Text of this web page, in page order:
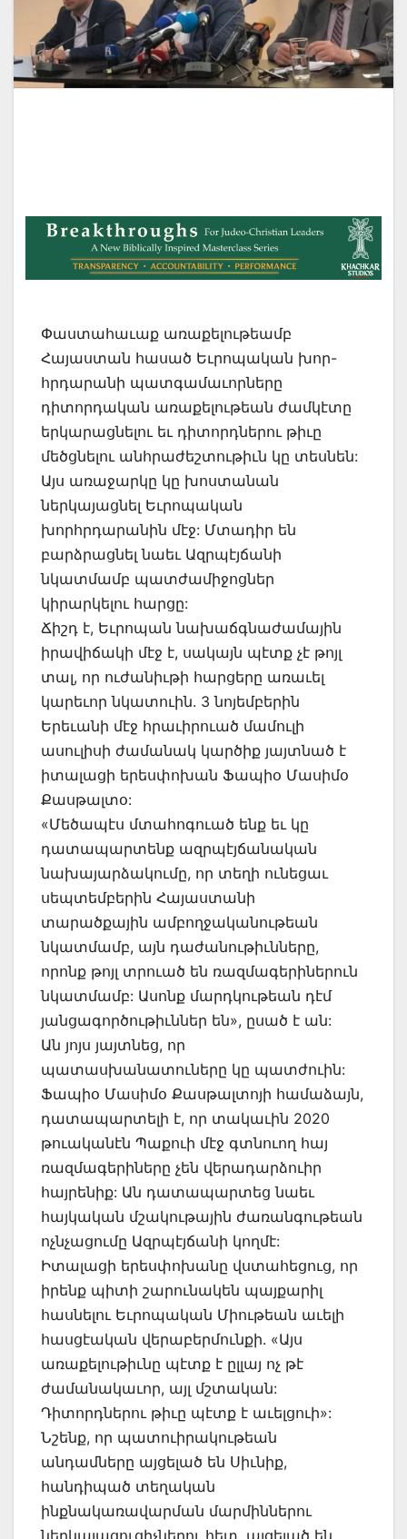
Փաստահաւաք առաքելութեամբ
Հայաստան հասած Եւրոպական խոր-
հրդարանի պատգամաւորները
դիտորդական առաքելութեան ժամկէտը
երկարացնելու եւ դիտորդներու թիւը
մեծցնելու անհրաժեշտութիւն կը տեսնեն:
Այս առաջարկը կը խոստանան
ներկայացնել Եւրոպական
խորհրդարանին մէջ: Մտադիր են
բարձրացնել նաեւ Ազրպէյճանի
նկատմամբ պատժամիջոցներ
կիրարկելու հարցը:
Ճիշդ է, Եւրոպան նախաճգնաժամային
իրավիճակի մէջ է, սակայն պէտք չէ թոյլ
տալ, որ ուժանիւթի հարցերը առաւել
կարեւոր նկատուին. 3 նոյեմբերին
Երեւանի մէջ հրաւիրուած մամուլի
ասուլիսի ժամանակ կարծիք յայտնած է
իտալացի երեսփոխան Ֆապիօ Մասիմօ
Քասթալտօ:
«Մեծապէս մտահոգուած ենք եւ կը
դատապարտենք ազրպէյճանական
նախայարձակումը, որ տեղի ունեցաւ
սեպտեմբերին Հայաստանի
տարածքային ամբողջականութեան
նկատմամբ, այն դաժանութիւնները,
որոնք թոյլ տրուած են ռազմագերիներուն
նկատմամբ: Ասոնք մարդկութեան դէմ
յանցագործութիւններ են», ըսած է ան:
Ան յոյս յայտնեց, որ
պատասխանատուները կը պատժուին:
Ֆապիօ Մասիմօ Քասթալտոյի համաձայն,
դատապարտելի է, որ տակաւին 2020
թուականէն Պաքուի մէջ գտնուող հայ
ռազմագերիները չեն վերադարձուիր
հայրենիք: Ան դատապարտեց նաեւ
հայկական մշակութային ժառանգութեան
ոչնչացումը Ազրպէյճանի կողմէ:
Իտալացի երեսփոխանը վստահեցուց, որ
իրենք պիտի շարունակեն պայքարիլ
հասնելու Եւրոպական Միութեան աւելի
հասցէական վերաբերմունքի. «Այս
առաքելութիւնը պէտք է ըլլայ ոչ թէ
ժամանակաւոր, այլ մշտական:
Դիտորդներու թիւը պէտք է աւելցուի»:
Նշենք, որ պատուիրակութեան
անդամները այցելած են Սիւնիք,
հանդիպած տեղական
ինքնակառավարման մարմիններու
ներկայացուցիչներու հետ, այցելած են